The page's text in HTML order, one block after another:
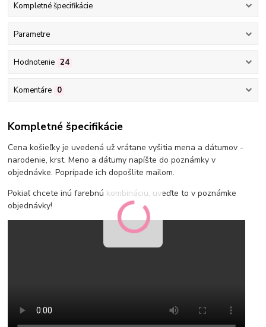
Kompletné špecifikácie
Parametre
Hodnotenie 24
Komentáre 0
Kompletné špecifikácie
Cena košieľky je uvedená už vrátane vyšitia mena a dátumov -
narodenie, krst. Meno a dátumy napíšte do poznámky v
objednávke. Poprípade ich dopošlite mailom.
Pokiaľ chcete inú farebnú kombináciu, uveďte to v poznámke
objednávky!